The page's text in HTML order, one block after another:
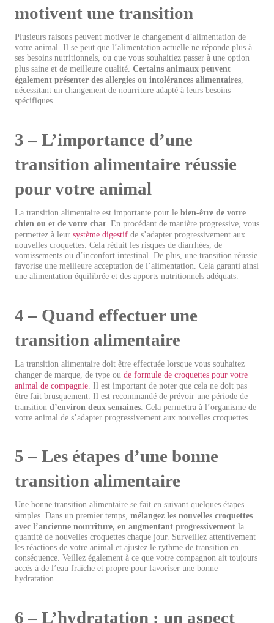
motivent une transition
Plusieurs raisons peuvent motiver le changement d’alimentation de
votre animal. Il se peut que l’alimentation actuelle ne réponde plus à
ses besoins nutritionnels, ou que vous souhaitiez passer à une option
plus saine et de meilleure qualité. Certains animaux peuvent
également présenter des allergies ou intolérances alimentaires
nécessitant un changement de nourriture adapté à leurs besoins
spécifiques.
3 – L’importance d’une
transition alimentaire réussie
pour votre animal
La transition alimentaire est importante pour le bien-être de votre
chien ou et de votre chat. En procédant de manière progressive, vous
permettez à leur système digestif de s’adapter progressivement aux
nouvelles croquettes. Cela réduit les risques de diarrhées, de
vomissements ou d’inconfort intestinal. De plus, une transition réussie
favorise une meilleure acceptation de l’alimentation. Cela garanti ainsi
une alimentation équilibrée et des apports nutritionnels adéquats.
4 – Quand effectuer une
transition alimentaire
La transition alimentaire doit être effectuée lorsque vous souhaitez
changer de marque, de type ou de formule de croquettes pour votre
animal de compagnie . Il est important de noter que cela ne doit pas
être fait brusquement. Il est recommandé de prévoir une période de
transition d’environ deux semaines . Cela permettra à l’organisme de
votre animal de s’adapter progressivement aux nouvelles croquettes.
5 – Les étapes d’une bonne
transition alimentaire
Une bonne transition alimentaire se fait en suivant quelques étapes
simples. Dans un premier temps, mélangez les nouvelles croquettes
avec l’ancienne nourriture, en augmentant progressivement la
quantité de nouvelles croquettes chaque jour. Surveillez attentivement
les réactions de votre animal et ajustez le rythme de transition en
conséquence. Veillez également à ce que votre compagnon ait toujours
accès à de l’eau fraîche et propre pour favoriser une bonne
hydratation.
6 – L’hydratation : un aspect